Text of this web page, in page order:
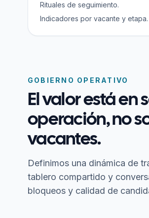
Rituales de seguimiento.
Indicadores por vacante y etapa.
GOBIERNO OPERATIVO
El valor está en
operación, no
vacantes.
Definimos una dinámica de
tablero compartido y
bloqueos y calidad de